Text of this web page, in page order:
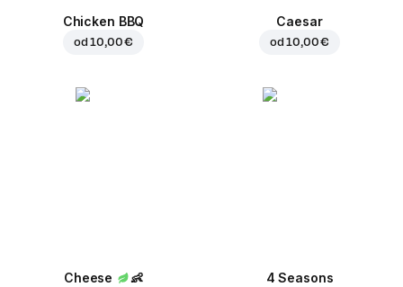
Chicken BBQ
od10,00 €
Caesar
od10,00 €
Cheese 👶 4 Seasons